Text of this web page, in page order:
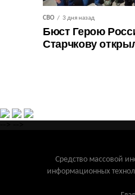
СВО 3 дня назад
Бюст Герою
Старчкову
Средство массовой
информационных